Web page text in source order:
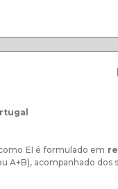
EI é formulado em
A+B), acompanhado